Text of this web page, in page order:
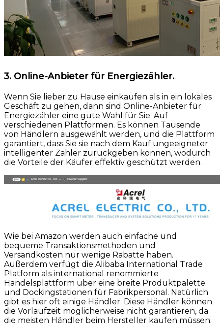
3. Online-Anbieter für Energiezähler.
Wenn Sie lieber zu Hause einkaufen als in ein lokales
Geschäft zu gehen, dann sind Online-Anbieter für
Energiezähler eine gute Wahl für Sie. Auf
verschiedenen Plattformen. Es können Tausende
von Händlern ausgewählt werden, und die Plattform
garantiert, dass Sie sie nach dem Kauf ungeeigneter
intelligenter Zähler zurückgeben können, wodurch
die Vorteile der Käufer effektiv geschützt werden.
Wie bei Amazon werden auch einfache und
bequeme Transaktionsmethoden und
Versandkosten nur wenige Rabatte haben.
Außerdem verfügt die Alibaba International Trade
Platform als international renommierte
Handelsplattform über eine breite Produktpalette
und Dockingstationen für Fabrikpersonal. Natürlich
gibt es hier oft einige Händler. Diese Händler können
die Vorlaufzeit möglicherweise nicht garantieren, da
die meisten Händler beim Hersteller kaufen müssen.